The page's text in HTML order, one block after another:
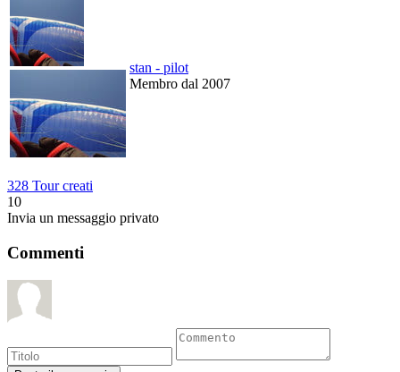
stan - pilot
Membro dal 2007
328 Tour creati
10
Invia un messaggio privato
Commenti